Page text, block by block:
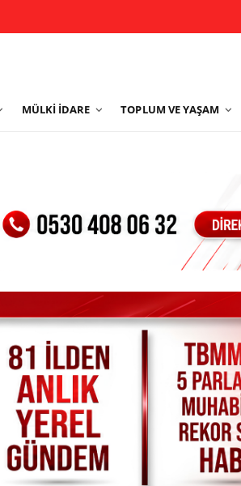
MÜLKI İDARE TOPLUM VE YAŞAM